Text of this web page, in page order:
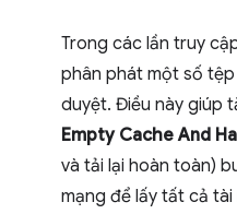
Trong các lần truy
phân phát một số
duyệt. Điều này giúp
Empty Cache And
và tải lại hoàn toàn)
mạng để lấy tất cả